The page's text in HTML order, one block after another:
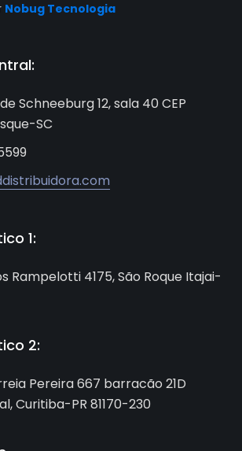
Nobug Tecnologia
Schneeburg 12, sala 40 CEP
SC
1:
Rampelotti 4175, São Roque Itajai-
2:
Pereira 667 barracão 21D
Curitiba-PR 81170-230